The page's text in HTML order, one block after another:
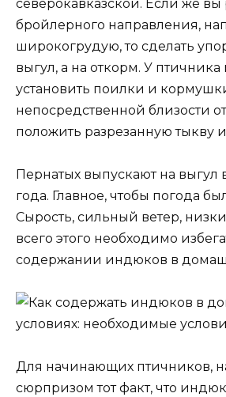
северокавказской. Если же вы
бройлерного направления,
широкогрудую, то сделать
выгул, а на откорм. У
установить поилки и
непосредственной близости
положить разрезанную тыкву
Пернатых выпускают на выгул
года. Главное, чтобы погода
Сырость, сильный ветер,
всего этого необходимо
содержании индюков в
Для начинающих птичников,
сюрпризом тот факт, что